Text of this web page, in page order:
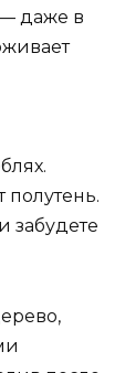
— даже в
полутень.
забудете